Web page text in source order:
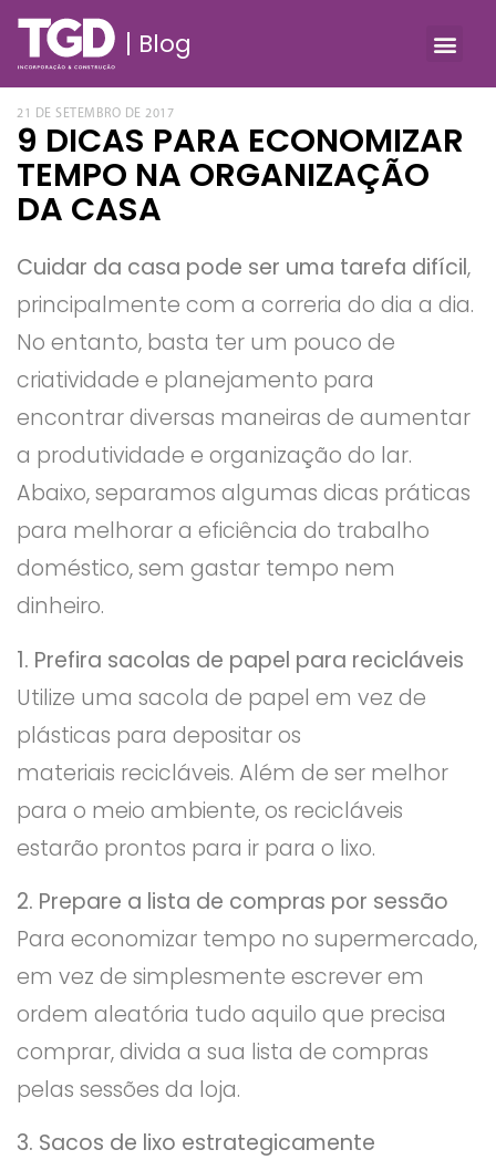
Blog
21 DE SETEMBRO DE 2017
9 DICAS PARA ECONOMIZAR
TEMPO NA ORGANIZAÇÃO
DA CASA
Cuidar da casa pode ser uma tarefa difícil,
principalmente com a correria do dia a dia.
No entanto, basta ter um pouco de
criatividade e planejamento para
encontrar diversas maneiras de aumentar
a produtividade e organização do lar.
Abaixo, separamos algumas dicas práticas
para melhorar a eficiência do trabalho
doméstico, sem gastar tempo nem
dinheiro.
1. Prefira sacolas de papel para recicláveis
Utilize uma sacola de papel em vez de
plásticas para depositar os
materiais recicláveis. Além de ser melhor
para o meio ambiente, os recicláveis
estarão prontos para ir para o lixo.
2. Prepare a lista de compras por sessão
Para economizar tempo no supermercado,
em vez de simplesmente escrever em
ordem aleatória tudo aquilo que precisa
comprar, divida a sua lista de compras
pelas sessões da loja.
3. Sacos de lixo estrategicamente